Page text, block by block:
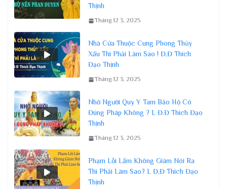
Thịnh
Tháng 12 3, 2025
Nhà Cửa Thuộc Cung Phong Thủy
Xấu Thì Phải Làm Sao ! Đ,Đ Thích
Đạo Thịnh
Tháng 12 3, 2025
Nhờ Người Quy Y Tam Bảo Hộ Có
Đúng Pháp Không ? L Đ.Đ Thích Đạo
Thịnh
Tháng 12 3, 2025
Phạm Lỗi Lầm Không Giám Nói Ra
Thì Phải Làm Sao? L Đ,Đ Thích Đạo
Thịnh